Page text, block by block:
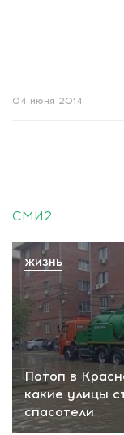
04 июня 2014
СМИ2
Потоп в
какие улицы
спасатели
ЖИЗНЬ